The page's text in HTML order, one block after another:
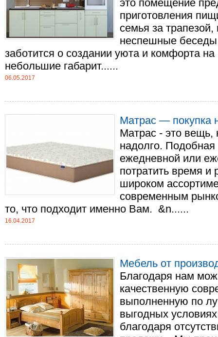
это помещение
приготовления
семья за трапезой,
неспешные
заботится о создании уюта и комфорта
небольшие габарит......
06.05.2017
Матрас — покупка
Матрас - это вещь,
надолго. Подобная
ежедневной или
потратить время и
широком
современным
то, что подходит именно Вам. &n......
16.04.2017
Мебель от
Благодаря нам
качественную
выполненную по
выгодных
благодаря